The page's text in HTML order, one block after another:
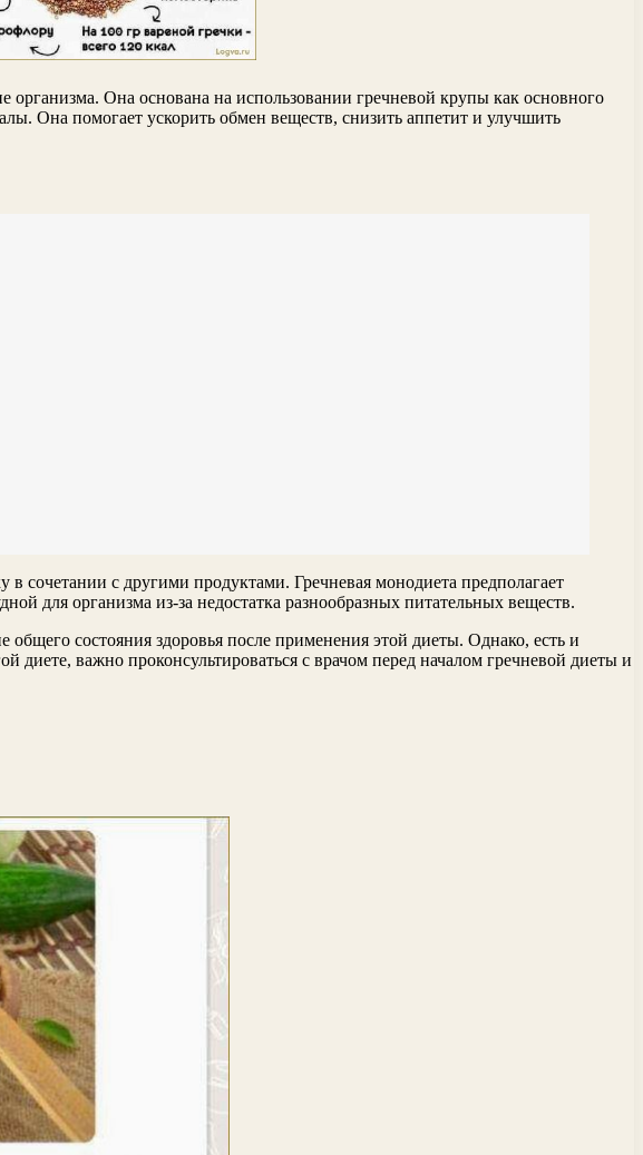
Она основана на использовании гречневой крупы как основного
Она помогает ускорить обмен веществ, снизить аппетит и улучшить
сочетании с другими продуктами. Гречневая монодиета предполагает
для организма из-за недостатка разнообразных питательных веществ.
состояния здоровья после применения этой диеты. Однако, есть и
важно проконсультироваться с врачом перед началом гречневой диеты и